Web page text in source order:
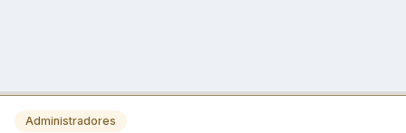
Administradores